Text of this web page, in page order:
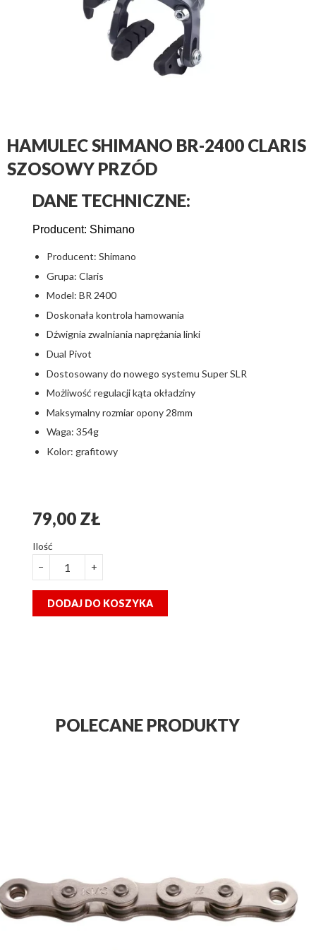
HAMULEC SHIMANO BR-2400 CLARIS
SZOSOWY PRZÓD
DANE TECHNICZNE:
Producent: Shimano
Producent: Shimano
Grupa: Claris
Model: BR 2400
Doskonała kontrola hamowania
Dźwignia zwalniania naprężania linki
Dual Pivot
Dostosowany do nowego systemu Super SLR
Możliwość regulacji kąta okładziny
Maksymalny rozmiar opony 28mm
Waga: 354g
Kolor: grafitowy
79,00 ZŁ
Ilość
−
+
DODAJ DO KOSZYKA
POLECANE PRODUKTY